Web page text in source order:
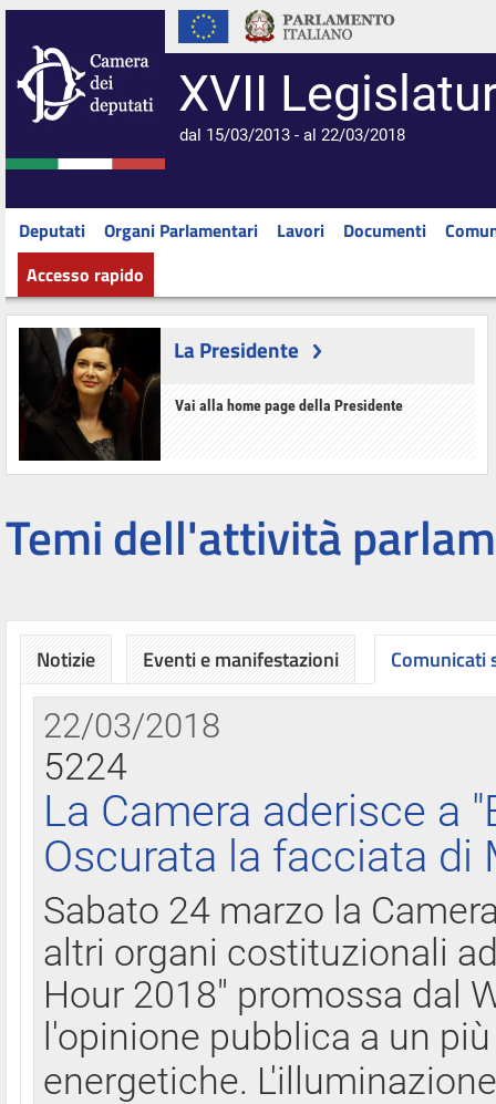
XVII
dal 15/03/2013 - al 22/03/2018
Deputati Organi Parlamentari Lavori Documenti
Accesso rapido
La Presidente
Vai alla home page della Presidente
Temi dell'attività
Notizie Eventi e manifestazioni Comunicati
22/03/2018
5224
La Camera aderisce a
Oscurata la facciata di
Sabato 24 marzo la
altri organi costituzionali
Hour 2018" promossa dal
l'opinione pubblica a un
energetiche.